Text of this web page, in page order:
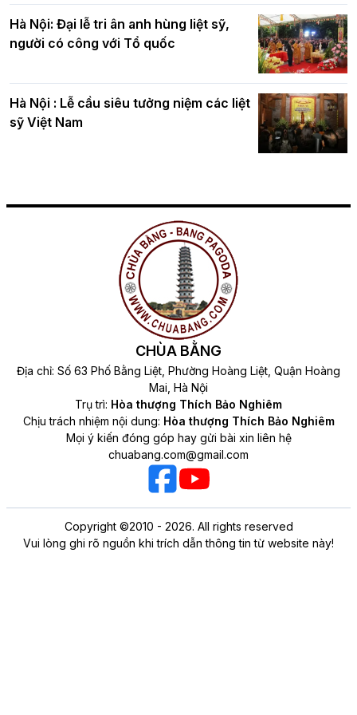
Hà Nội: Đại lễ tri ân anh hùng liệt sỹ,
người có công với Tổ quốc
Hà Nội : Lễ cầu siêu tưởng niệm các liệt
sỹ Việt Nam
CHÙA BẰNG
Địa chỉ: Số 63 Phố Bằng Liệt, Phường Hoàng Liệt, Quận Hoàng
Mai, Hà Nội
Trụ trì: Hòa thượng Thích Bảo Nghiêm
Chịu trách nhiệm nội dung: Hòa thượng Thích Bảo Nghiêm
Mọi ý kiến đóng góp hay gửi bài xin liên hệ
chuabang.com@gmail.com
Copyright ©2010 - 2026. All rights reserved
Vui lòng ghi rõ nguồn khi trích dẫn thông tin từ website này!